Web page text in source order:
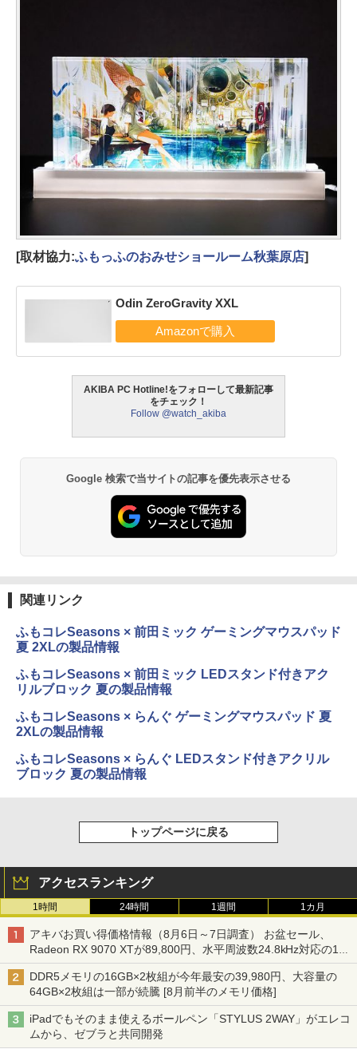
[取材協力:ふもっふのおみせショールーム秋葉原店]
Odin ZeroGravity XXL
AKIBA PC Hotline!をフォローして最新記事
をチェック！
Follow @watch_akiba
Google 検索で当サイトの記事を優先表示させる
関連リンク
ふもコレSeasons × 前田ミック ゲーミングマウスパッド
夏 2XLの製品情報
ふもコレSeasons × 前田ミック LEDスタンド付きアク
リルブロック 夏の製品情報
ふもコレSeasons × らんぐ ゲーミングマウスパッド 夏
2XLの製品情報
ふもコレSeasons × らんぐ LEDスタンド付きアクリル
ブロック 夏の製品情報
トップページに戻る
アクセスランキング
1時間 24時間 1週間 1カ月
アキバお買い得価格情報（8月6日～7日調査） お盆セール、
Radeon RX 9070 XTが89,800円、水平周波数24.8kHz対応の17
型モニターが9,801円、暑さ指数連動セール ほか
DDR5メモリの16GB×2枚組が今年最安の39,980円、大容量の
64GB×2枚組は一部が続騰 [8月前半のメモリ価格]
iPadでもそのまま使えるボールペン「STYLUS 2WAY」がエレコ
ムから、ゼブラと共同開発